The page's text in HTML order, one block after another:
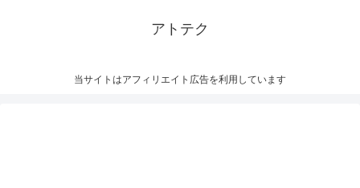
アトテク
当サイトはアフィリエイト広告を利用しています